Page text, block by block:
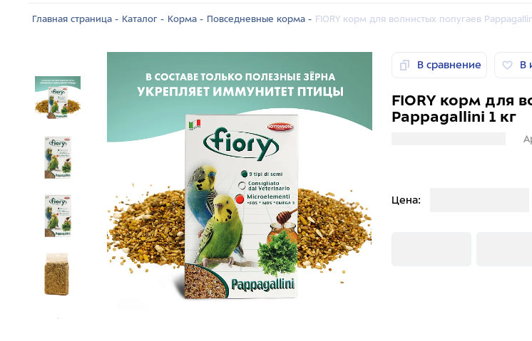
Главная страница - Каталог - Корма - Повседневные корма - FIORY корм для волнистых попугаев
В сравнение В
FIORY корм для
Pappagallini 1 кг
Цена: